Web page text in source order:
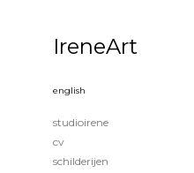
IreneArt
english
studioirene
cv
schilderijen